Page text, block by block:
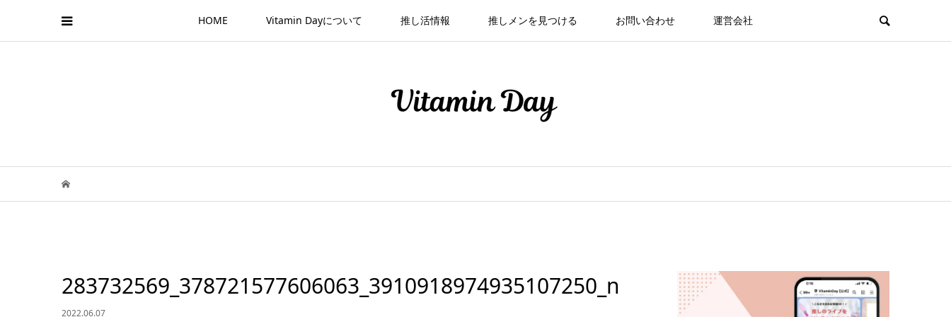
HOME Vitamin Dayについて 推し活情報 推しメンを見つける お問い合わせ 運営会社
283732569_378721577606063_3910918974935107250_n
2022.06.07